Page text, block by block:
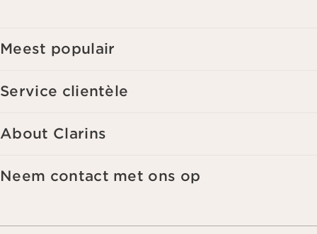
Meest populair
Service clientèle
About Clarins
Neem contact met ons op